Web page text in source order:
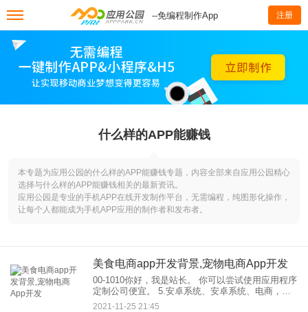
--免编程制作App 注册
什么样的APP能赚钱
本专题为应用公园的什么样的APP能赚钱专题，内容全部来自应用公园精心
选择与什么样的APP能赚钱相关的最新资讯。
应用公园是专业的手机APP在线开发制作平台，无需编程，纯图形化操作，
让每个人都能成为手机APP应用的制作者和发布者。
美食电商app开发背景,宠物电商App开发
00-1010你好，我是站长。 你可以尝试使用应用程序
定制公司便宜。 5.安卓系统、安卓系统、电商，旅
游、食品、社区，教育，新闻和其他类型的应用程
2021-11-25 21:45